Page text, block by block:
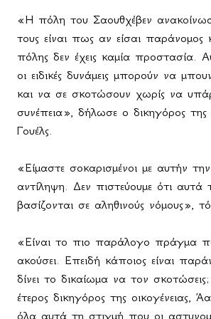
«Η πόλη του Σαουθχέβεν
τους είναι πως αν είσαι παράνομος
πόλης δεν έχεις καμία προστασία.
οι ειδικές δυνάμεις μπορούν να
και να σε σκοτώσουν χωρίς να
συνέπεια», δήλωσε ο δικηγόρος της
Γουέλς.
«Είμαστε σοκαρισμένοι με αυτήν
αντίληψη. Δεν πιστεύουμε ότι αυτά
βασίζονται σε αληθινούς νόμους»,
«Είναι το πιο παράλογο πράγμα
ακούσει. Επειδή κάποιος είναι
δίνει το δικαίωμα να τον
έτερος δικηγόρος της οικογένειας,
όλα αυτά τη στιγμή που οι